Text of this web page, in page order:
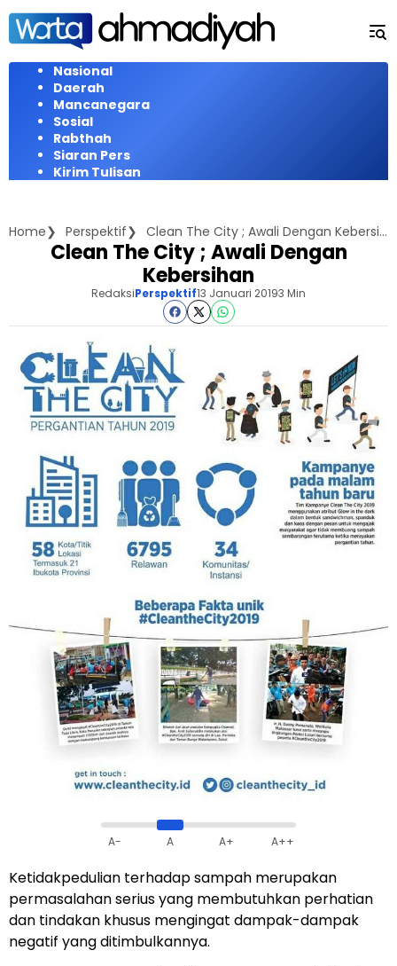
Langsung
konten
Nasional
Daerah
Mancanegara
Sosial
Rabthah
Siaran Pers
Kirim Tulisan
Home Perspektif Clean The City ; Awali Dengan Kebersihan
Clean The City ; Awali Dengan
Kebersihan
RedaksiPerspektif13 Januari 20193 Min
A- A A+ A++
Ketidakpedulian terhadap sampah merupakan
permasalahan serius yang membutuhkan perhatian
dan tindakan khusus mengingat dampak-dampak
negatif yang ditimbulkannya.